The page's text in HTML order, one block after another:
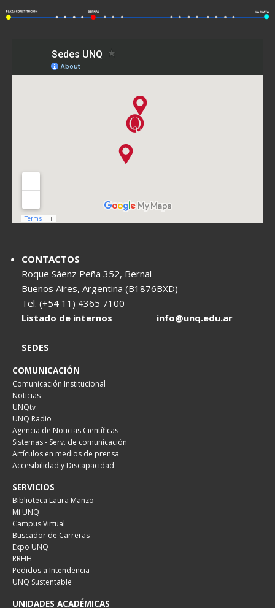
CONTACTOS
Roque Sáenz Peña 352, Bernal
Buenos Aires, Argentina (B1876BXD)
Tel. (+54 11) 4365 7100
Listado de internos
info@unq.edu.ar
SEDES
COMUNICACIÓN
Comunicación Institucional
Noticias
UNQtv
UNQ Radio
Agencia de Noticias Científicas
Sistemas - Serv. de comunicación
Artículos en medios de prensa
Accesibilidad y Discapacidad
SERVICIOS
Biblioteca Laura Manzo
Mi UNQ
Campus Virtual
Buscador de Carreras
Expo UNQ
RRHH
Pedidos a Intendencia
UNQ Sustentable
UNIDADES ACADÉMICAS